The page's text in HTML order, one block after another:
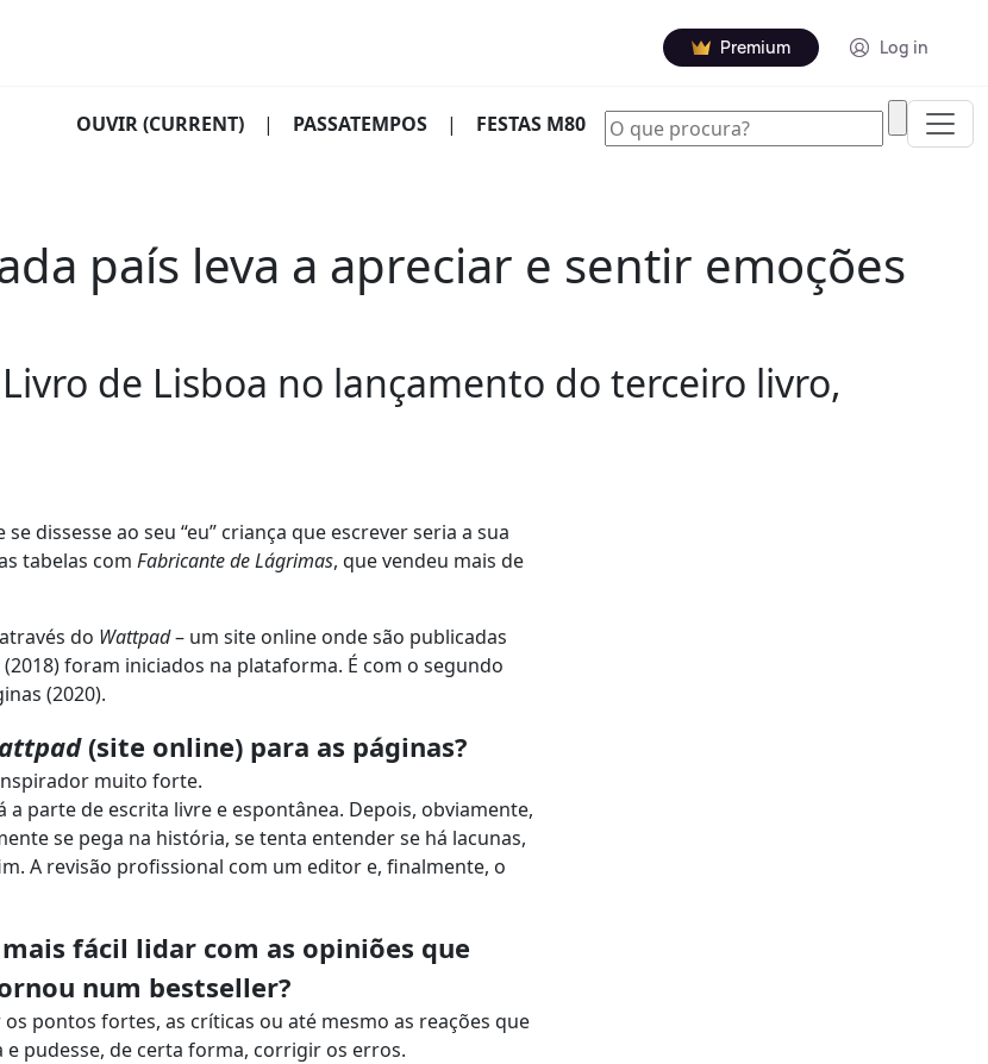
Premium Log in
OUVIR(CURRENT) | PASSATEMPOS | FESTAS M80
país leva a apreciar e sentir emoções
de Lisboa no lançamento do terceiro livro,
dissesse ao seu “eu” criança que escrever seria a sua
tabelas com Fabricante de Lágrimas, que vendeu mais de
do Wattpad– um site online onde são publicadas
(2018) foram iniciados na plataforma. É com o segundo
(2020).
(site online) para as páginas?
muito forte.
parte de escrita livre e espontânea. Depois, obviamente,
se pega na história, se tenta entender se há lacunas,
A revisão profissional com um editor e, finalmente, o
fácil lidar com as opiniões que
num bestseller?
pontos fortes, as críticas ou até mesmo as reações que
pudesse, de certa forma, corrigir os erros.